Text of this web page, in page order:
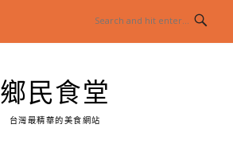
鄉民食堂
台灣最精華的美食網站